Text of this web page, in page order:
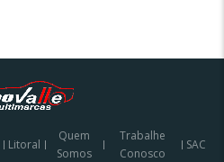
Litoral
Quem
Somos
Trabalhe
Conosco
SAC